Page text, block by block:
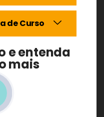
de Curso
e entenda
mais